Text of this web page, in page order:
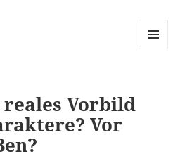
reales Vorbild
Vor